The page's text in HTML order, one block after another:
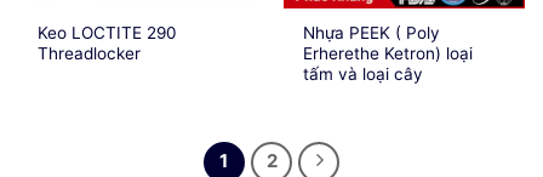
Keo LOCTITE 290
Threadlocker
Nhựa PEEK ( Poly
Erherethe Ketron) loại
tấm và loại cây
1 2